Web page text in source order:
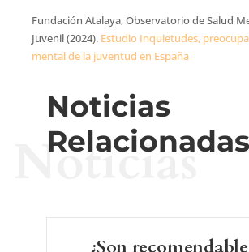
Fundación Atalaya, Observatorio de Salud
Juvenil (2024). Estudio Inquietudes,
mental de la juventud en España
Noticias
Relacionadas
Noticias
¿Son